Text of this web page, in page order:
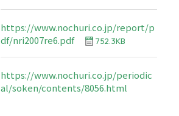
https://www.nochuri.co.jp/report/p
df/nri2007re6.pdf
752.3KB
https://www.nochuri.co.jp/periodic
al/soken/contents/8056.html